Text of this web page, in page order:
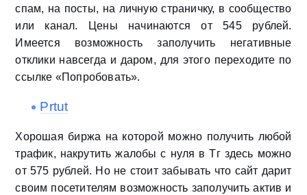
спам, на посты, на личную страничку, в сообщество
или канал. Цены начинаются от 545 рублей.
Имеется возможность заполучить негативные
отклики навсегда и даром, для этого переходите по
ссылке «Попробовать».
Prtut
Хорошая биржа на которой можно получить любой
трафик, накрутить жалобы с нуля в Тг здесь можно
от 575 рублей. Но не стоит забывать что сайт дарит
своим посетителям возможность заполучить актив и